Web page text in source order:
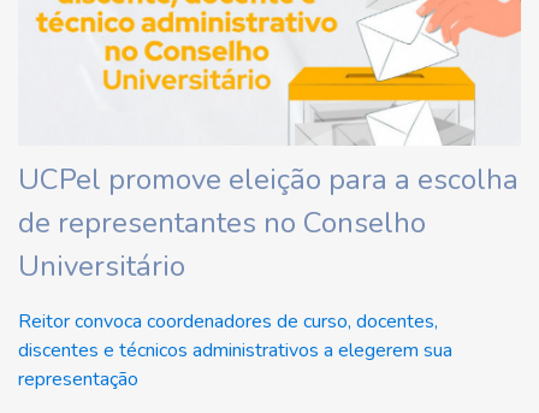
UCPel promove eleição para a escolha
de representantes no Conselho
Universitário
Reitor convoca coordenadores de curso, docentes,
discentes e técnicos administrativos a elegerem sua
representação